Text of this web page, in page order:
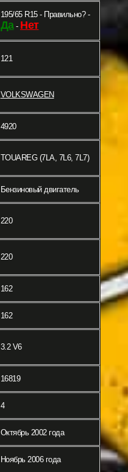
195/65 R15 - Правильно? -
Да- Нет
121
VOLKSWAGEN
4920
TOUAREG (7LA, 7L6, 7L7)
Бензиновый двигатель
220
220
162
162
3.2 V6
16819
4
Октябрь 2002 года
Ноябрь 2006 года